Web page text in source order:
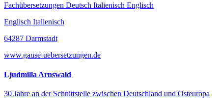
Fachübersetzungen Deutsch Italienisch Englisch
Englisch Italienisch
64287 Darmstadt
www.gause-uebersetzungen.de
Ljudmilla Arnswald
30 Jahre an der Schnittstelle zwischen Deutschland und Osteuropa